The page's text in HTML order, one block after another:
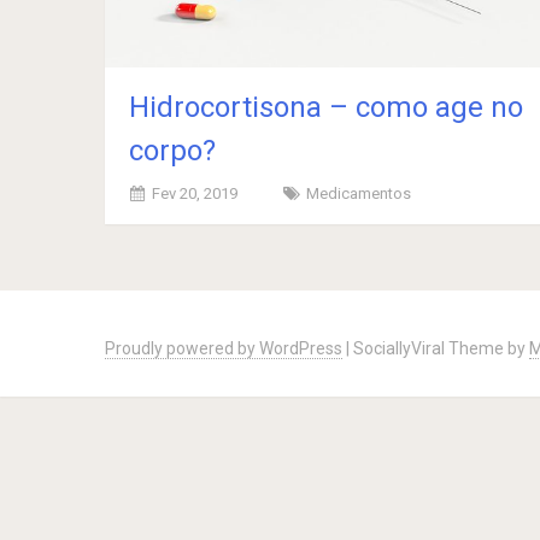
Hidrocortisona – como age no
corpo?
Fev 20, 2019 Medicamentos
navigation
Proudly powered by WordPress SociallyViral Theme by